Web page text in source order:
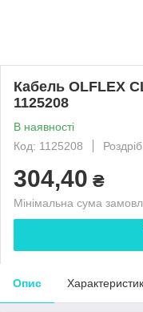
Кабель OLFLEX
1125208
В наявності
Код: 1125208
Роздріб
304,40 ₴
Мінімальна сума
Опис